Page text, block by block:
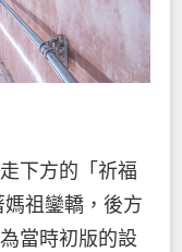
下方的「祈福
祖鑾轎，後方
當時初版的設